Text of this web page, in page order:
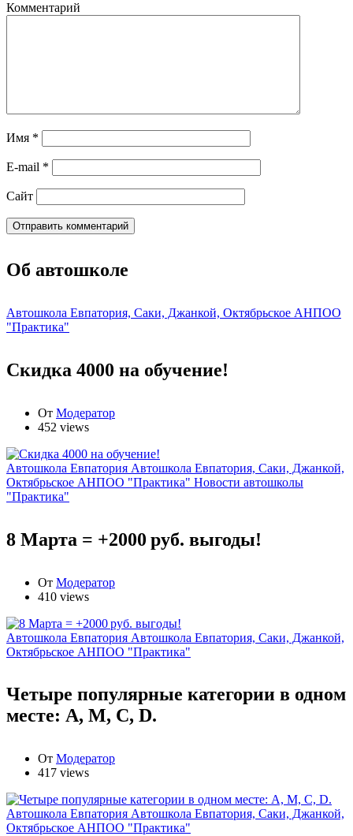
Комментарий
Имя *
E-mail *
Сайт
Об автошколе
Автошкола Евпатория, Саки, Джанкой, Октябрьское АНПОО
"Практика"
Скидка 4000 на обучение!
От Модератор
452 views
Автошкола Евпатория Автошкола Евпатория, Саки, Джанкой,
Октябрьское АНПОО "Практика" Новости автошколы
"Практика"
8 Марта = +2000 руб. выгоды!
От Модератор
410 views
Автошкола Евпатория Автошкола Евпатория, Саки, Джанкой,
Октябрьское АНПОО "Практика"
Четыре популярные категории в одном
месте: А, М, С, D.
От Модератор
417 views
Автошкола Евпатория Автошкола Евпатория, Саки, Джанкой,
Октябрьское АНПОО "Практика"